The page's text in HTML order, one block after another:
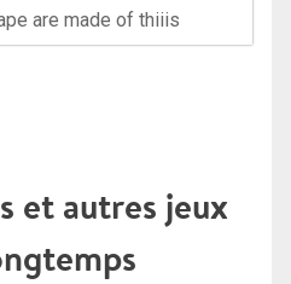
are made of thiiis
et autres jeux